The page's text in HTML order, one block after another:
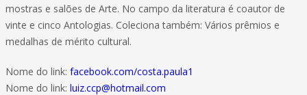
mostras e salões de Arte. No campo da literatura é coautor de
vinte e cinco Antologias. Coleciona também: Vários prêmios e
medalhas de mérito cultural.
Nome do link: facebook.com/costa.paula1
Nome do link: luiz.ccp@hotmail.com